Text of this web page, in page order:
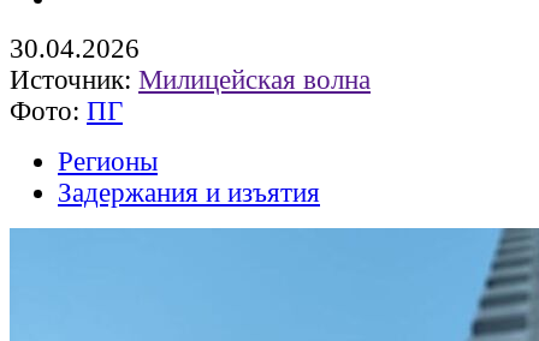
30.04.2026
Источник: Милицейская волна
Фото: ПГ
Регионы
Задержания и изъятия